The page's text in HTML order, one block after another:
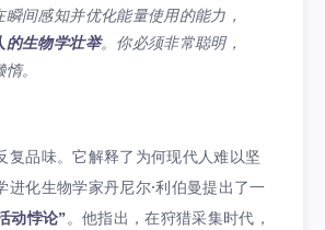
瞬间感知并优化能量使用的能力，
的生物学壮举。你必须非常聪明，
。
复品味。它解释了为何现代人难以坚
进化生物学家丹尼尔·利伯曼提出了一
动悖论”。他指出，在狩猎采集时代，